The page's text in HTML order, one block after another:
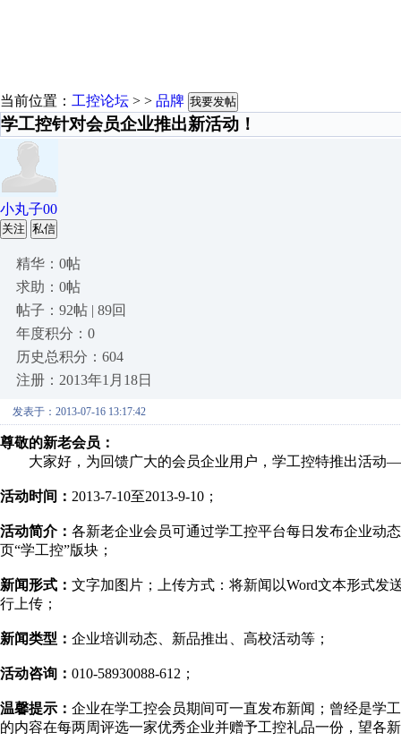
当前位置： 工控论坛 > > 品牌 我要发帖
学工控针对会员企业推出新活动！
小丸子00
关注 私信
精华：0帖
求助：0帖
帖子：92帖 | 89回
年度积分：0
历史总积分：604
注册：2013年1月18日
发表于：2013-07-16 13:17:42
尊敬的新老会员：
大家好，为回馈广大的会员企业用户，学工控特推出活动
活动时间 ： 2013-7-10至2013-9-10；
活动简介： 各新老企业会员可通过学工控平台每日发布企业动
页“学工控”版块；
新闻形式 ： 文字加图片；上传方式：将新闻以Word文本形式发
行上传；
新闻类型： 企业培训动态、新品推出、高校活动等；
活动咨询： 010-58930088-612；
温馨提示： 企业在学工控会员期间可一直发布新闻；曾经是学
的内容在每两周评选一家优秀企业并赠予工控礼品一份，望各